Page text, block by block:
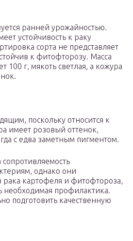
ранней урожайностью.
устойчивость к раку
сорта не представляет
к фитофторозу. Масса
100 г, мякоть светлая, а кожура
поскольку относится к
имеет розовый оттенок,
с едва заметным пигментом.
однако они
рака картофеля и фитофтороза,
необходимая профилактика.
подготовить качественную